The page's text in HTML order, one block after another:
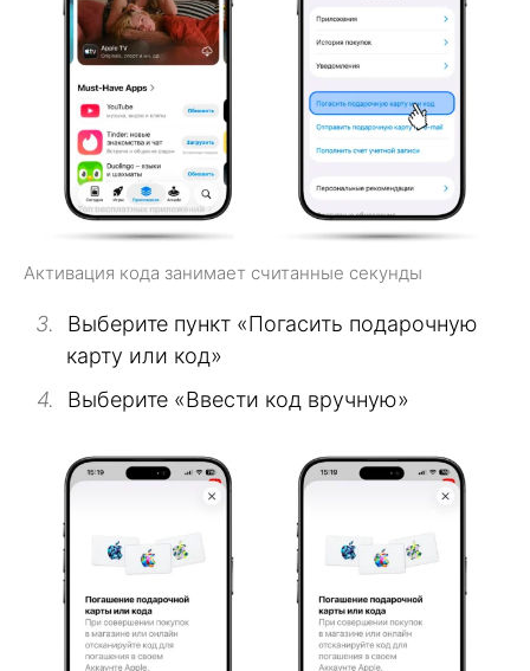
Активация кода занимает считанные секунды
Выберите пункт «Погасить подарочную
карту или код»
Выберите «Ввести код вручную»